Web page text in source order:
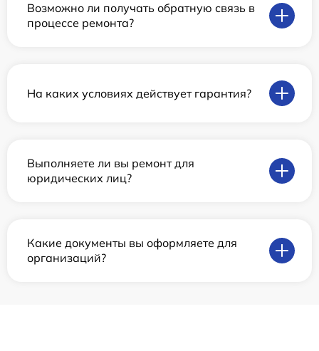
Возможно ли получать обратную связь в
процессе ремонта?
На каких условиях действует гарантия?
Выполняете ли вы ремонт для
юридических лиц?
Какие документы вы оформляете для
организаций?